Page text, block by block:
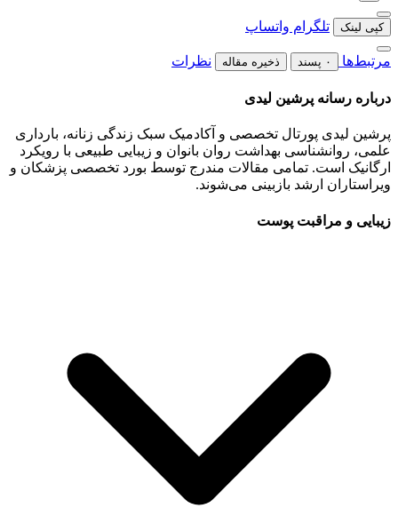
کپی لینک تلگرام واتساپ
مرتبط‌ها ۰ پسند ذخیره مقاله نظرات
درباره رسانه پرشین لیدی
پرشین لیدی پورتال تخصصی و آکادمیک سبک زندگی زنانه، بارداری
علمی، روانشناسی بهداشت روان بانوان و زیبایی طبیعی با رویکرد
ارگانیک است. تمامی مقالات مندرج توسط بورد تخصصی پزشکان و
ویراستاران ارشد بازبینی می‌شوند.
زیبایی و مراقبت پوست